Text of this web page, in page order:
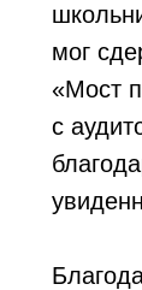
мог
«Мост
с